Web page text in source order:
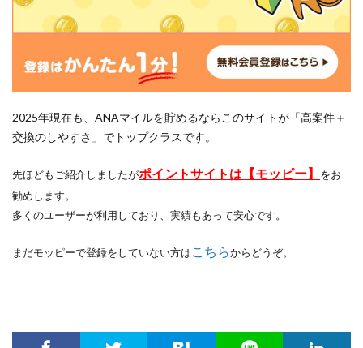
2025年現在も、ANAマイルを貯めるならこのサイトが「高案件＋
交換のしやすさ」でトップクラスです。
先ほどもご紹介しましたがポイントサイトは【モッピー】
をお
勧めします。
多くのユーザーが利用しており、実績もあって安心です。
まだモッピーで登録をしていない方は こちらからどうぞ。